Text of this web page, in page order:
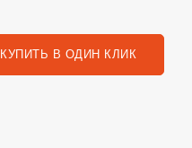
КУПИТЬ В ОДИН КЛИК